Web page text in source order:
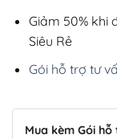
Giảm 50% khi
Siêu Rẻ
Gói hỗ trợ tư
Mua kèm Gói